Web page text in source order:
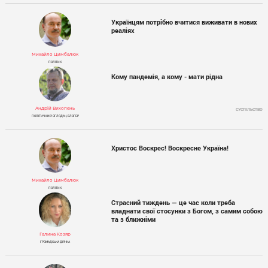
Михайло Цимбалюк
ПОЛІТИК
Українцям потрібно вчитися виживати в нових
реаліях
Андрій Вихопень
ПОЛІТИЧНИЙ ОГЛЯДАЧ, БЛОГЕР
Кому пандемія, а кому - мати рідна
СУСПІЛЬСТВО
Михайло Цимбалюк
ПОЛІТИК
Христос Воскрес! Воскресне Україна!
Галина Козяр
ГРОМАДСЬКА ДІЯЧКА
Страсний тиждень — це час коли треба
владнати свої стосунки з Богом, з самим собою
та з ближніми